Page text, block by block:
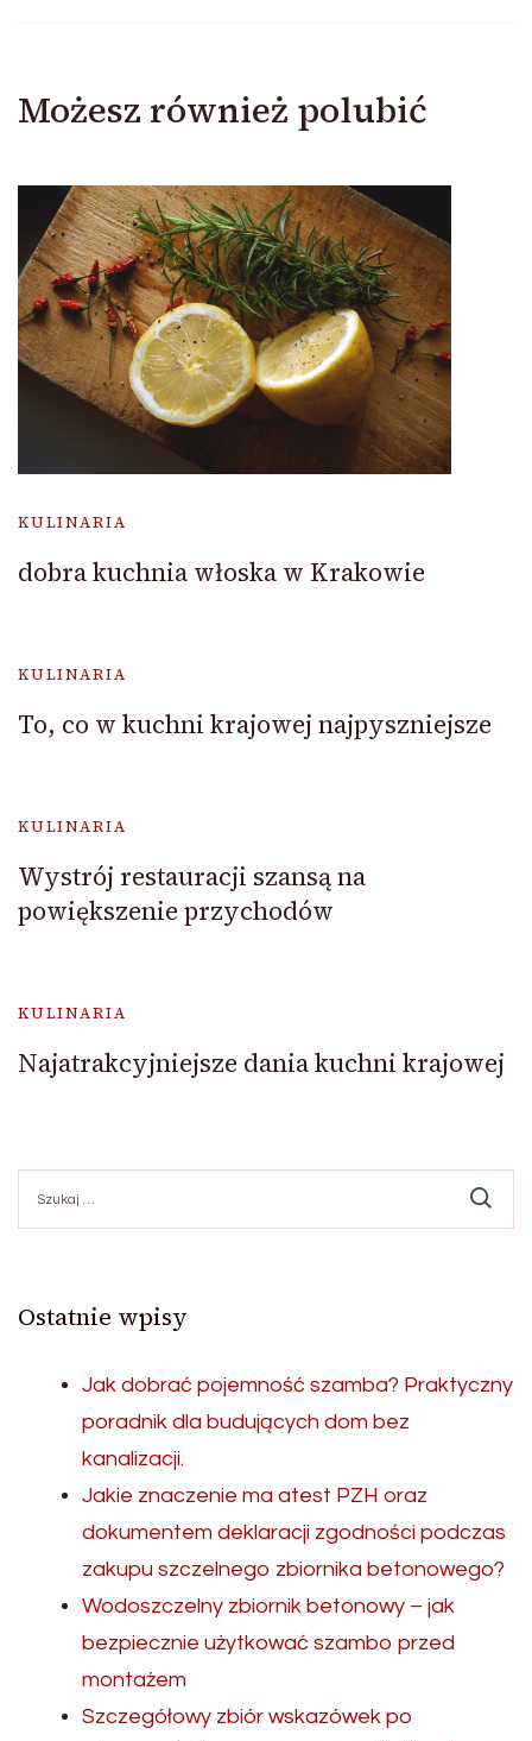
Możesz również polubić
KULINARIA
dobra kuchnia włoska w Krakowie
KULINARIA
To, co w kuchni krajowej najpyszniejsze
KULINARIA
Wystrój restauracji szansą na
powiększenie przychodów
KULINARIA
Najatrakcyjniejsze dania kuchni krajowej
Ostatnie wpisy
Jak dobrać pojemność szamba? Praktyczny
poradnik dla budujących dom bez
kanalizacji.
Jakie znaczenie ma atest PZH oraz
dokumentem deklaracji zgodności podczas
zakupu szczelnego zbiornika betonowego?
Wodoszczelny zbiornik betonowy – jak
bezpiecznie użytkować szambo przed
montażem
Szczegółowy zbiór wskazówek po